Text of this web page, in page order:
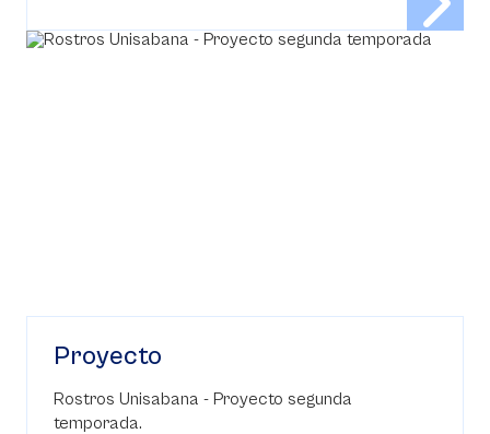
Proyecto
Rostros Unisabana - Proyecto segunda
temporada.